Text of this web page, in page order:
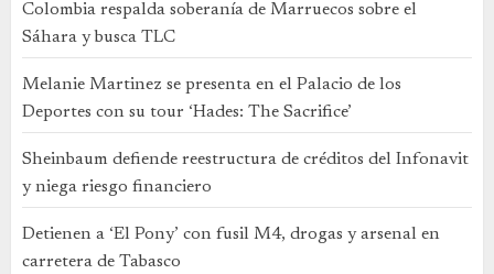
Colombia respalda soberanía de Marruecos sobre el
Sáhara y busca TLC
Melanie Martinez se presenta en el Palacio de los
Deportes con su tour ‘Hades: The Sacrifice’
Sheinbaum defiende reestructura de créditos del Infonavit
y niega riesgo financiero
Detienen a ‘El Pony’ con fusil M4, drogas y arsenal en
carretera de Tabasco